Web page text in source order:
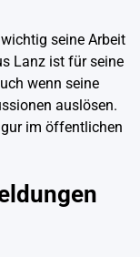
seine Arbeit
Lanz ist für seine
wenn seine
auslösen.
im öffentlichen